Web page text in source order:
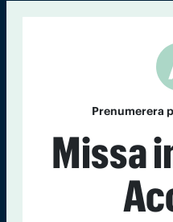
nummer av
Prenumerera
Missa